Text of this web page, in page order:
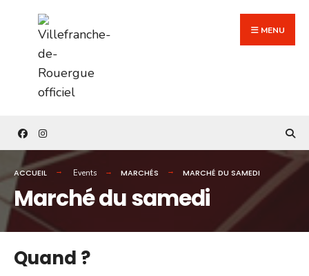
content
MENU
ACCUEIL Events MARCHÉS MARCHÉ DU SAMEDI
Marché du samedi
Quand ?
for: